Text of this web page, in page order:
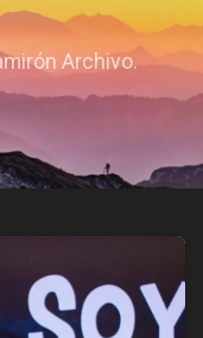
Archivo.